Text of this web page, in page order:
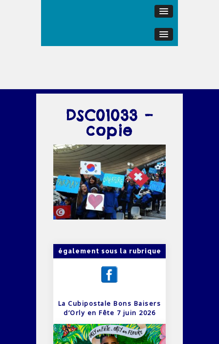
DSC01033 –
copie
également sous la rubrique
La Cubipostale Bons Baisers
d’Orly en Fête 7 juin 2026